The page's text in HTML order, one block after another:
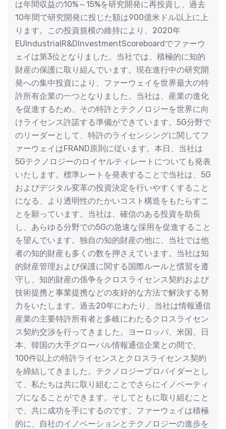
は年間収益の10%～15%を研究開発に再投資し、過去
10年間で研究開発に投じた額は900億米ドル以上に上
ります。この投資規模の維持により、2020年
EUIndustrialR&DInvestmentScoreboardでファーウ
ェイは第3位となりました。当社では、積極的に知的
財産の保護に取り組んでいます。現在進行中の研究開
発への集中投資により、ファーウェイを世界最大の特
許所有企業の一つとなりました。当社は、産業の進化
を促進するため、その特許とテクノロジーを世界に向
けライセンス許諾する準備ができています。5G分野で
のリーダーとして、特許のライセンシングに関してフ
ァーウェイはFRAND原則に従います。本日、当社は
5Gテクノロジーのロイヤルティレートについても発表
いたします。標準レートを発表することで当社は、5G
およびデジタル変革の投資決定を行いやすくすること
になる、より透明性のたかいコスト構造をもたらすこ
とを願っています。当社は、確信のある投資を助長
し、あらゆる分野での5Gの急速な採用を促進すること
を望んでいます。独自の知的財産の他に、当社では他
者の知的財産も多くの数を押さえています。当社は知
的財産管理および保護に関する国際ルールと慣習を遵
守し、知的財産の係争をクロスライセンス契約および
技術提携と事業提携などの友好的な方法で解決する努
力をいたします。過去20年にわたり、当社は情報通信
産業の主要特許所有者と多岐にわたるクロスライセン
ス契約交渉を行ってきました。ヨーロッパ、米国、日
本、韓国の大手グローバル情報通信企業との間で、
100件以上の特許ライセンスとクロスライセンス契約
を締結してきました。テクノロジープロバイダーとし
て、私たちは共に取り組むことでさらにイノベーティ
ブになることができます。そしてともに取り組むこと
で、共に成功を手にするのです。ファーウェイは積極
的に、自社のイノベーションとテクノロジーの進歩を